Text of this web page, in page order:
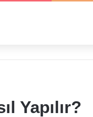
Yapılır?